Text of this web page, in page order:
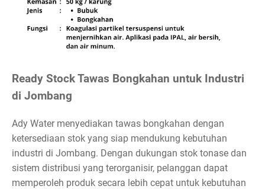
Ready Stock Tawas Bongkahan untuk Industri
di Jombang
Ady Water menyediakan tawas bongkahan dengan
ketersediaan stok yang siap mendukung kebutuhan
industri di Jombang. Dengan dukungan stok tonase dan
sistem distribusi yang terorganisir, pelanggan dapat
memperoleh produk secara lebih cepat untuk kebutuhan